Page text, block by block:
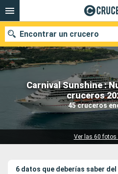
Carnival Sunshine :
cruceros
45 cruceros
Ver las 60 fotos
Encontrar un crucero
Nuestros destinos
Fecha de salida
6 datos que deberías saber